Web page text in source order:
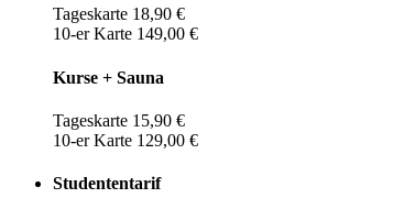
Tageskarte 18,90 €
10-er Karte 149,00 €
Kurse + Sauna
Tageskarte 15,90 €
10-er Karte 129,00 €
Studententarif